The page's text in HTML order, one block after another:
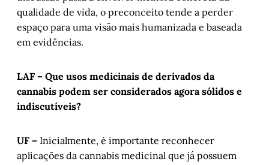
qualidade de vida, o preconceito tende a perder
espaço para uma visão mais humanizada e baseada
em evidências.
LAF – Que usos medicinais de derivados da
cannabis podem ser considerados agora sólidos e
indiscutíveis?
UF – Inicialmente, é importante reconhecer
aplicações da cannabis medicinal que já possuem